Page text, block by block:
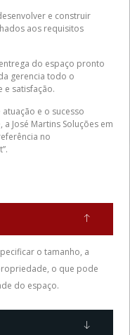
e construir
aos requisitos
do espaço pronto
gerencia todo o
e satisfação.
e o sucesso
José Martins Soluções em
no
o tamanho, a
o que pode
do espaço.